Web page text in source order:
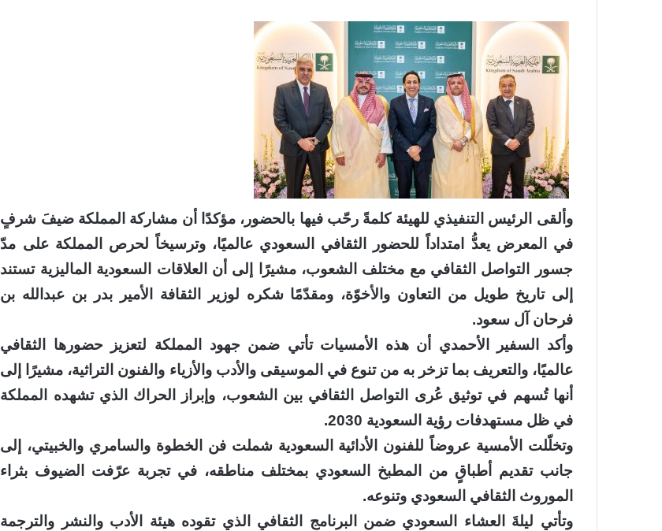
وألقى الرئيس التنفيذي للهيئة كلمةً رحّب فيها بالحضور، مؤكدًا أن مشاركة المملكة ضيفَ شرفٍ
في المعرض يعدُّ امتداداً للحضور الثقافي السعودي عالميًا، وترسيخاً لحرص المملكة على مدّ
جسور التواصل الثقافي مع مختلف الشعوب، مشيرًا إلى أن العلاقات السعودية الماليزية تستند
إلى تاريخ طويل من التعاون والأخوّة، ومقدّمًا شكره لوزير الثقافة الأمير بدر بن عبدالله بن
فرحان آل سعود.
وأكد السفير الأحمدي أن هذه الأمسيات تأتي ضمن جهود المملكة لتعزيز حضورها الثقافي
عالميًا، والتعريف بما تزخر به من تنوع في الموسيقى والأدب والأزياء والفنون التراثية، مشيرًا إلى
أنها تُسهم في توثيق عُرى التواصل الثقافي بين الشعوب، وإبراز الحراك الذي تشهده المملكة
في ظل مستهدفات رؤية السعودية 2030.
وتخلّلت الأمسية عروضاً للفنون الأدائية السعودية شملت فن الخطوة والسامري والخبيتي، إلى
جانب تقديم أطباقٍ من المطبخ السعودي بمختلف مناطقه، في تجربة عرّفت الضيوف بثراء
الموروث الثقافي السعودي وتنوعه.
وتأتي ليلةَ العشاء السعودي ضمن البرنامج الثقافي الذي تقوده هيئة الأدب والنشر والترجمة